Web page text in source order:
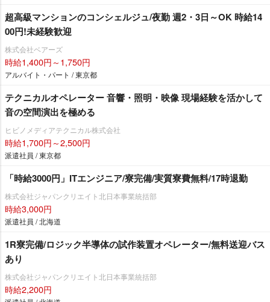
超高級マンションのコンシェルジュ/夜勤 週2・3日～OK 時給14
00円!未経験歓迎
株式会社ベアーズ
時給1,400円～1,750円
アルバイト・パート / 東京都
テクニカルオペレーター 音響・照明・映像 現場経験を活かして
音の空間演出を極める
ヒビノメディアテクニカル株式会社
時給1,700円～2,500円
派遣社員 / 東京都
「時給3000円」ITエンジニア/寮完備/実質寮費無料/17時退勤
株式会社ジャパンクリエイト北日本事業統括部
時給3,000円
派遣社員 / 北海道
1R寮完備/ロジック半導体の試作装置オペレーター/無料送迎バス
あり
株式会社ジャパンクリエイト北日本事業統括部
時給2,200円